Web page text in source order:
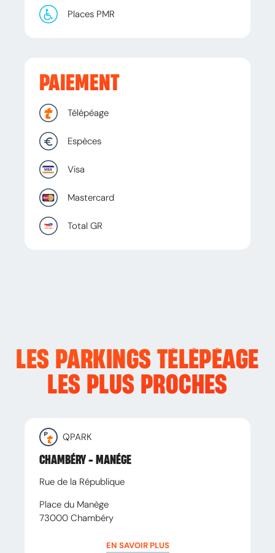
Places PMR
PAIEMENT
Télépéage
Espèces
Visa
Mastercard
Total GR
LES PARKINGS TÉLÉPÉAGE
LES PLUS PROCHES
QPARK
CHAMBÉRY - MANÉGE
Rue de la République
Place du Manège
73000 Chambéry
EN SAVOIR PLUS